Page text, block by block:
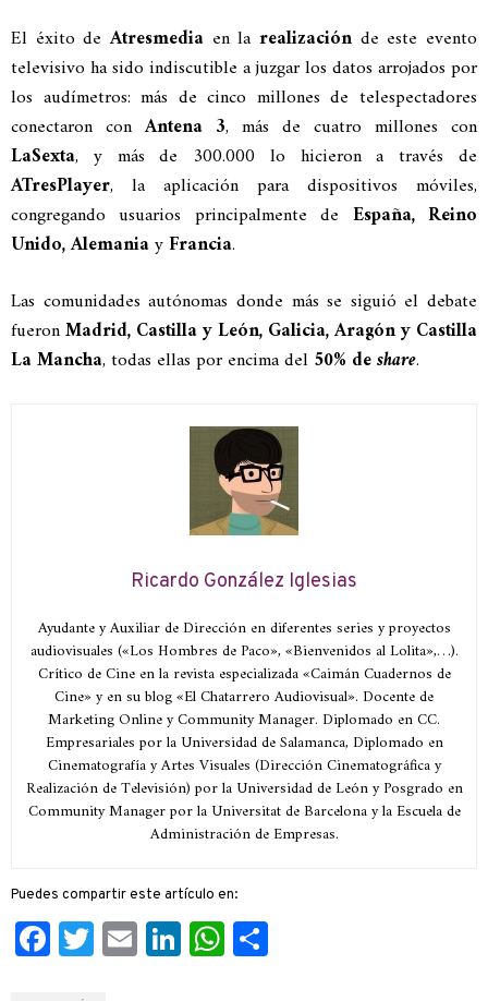
El éxito deAtresmedia en la realizaciónde este evento
televisivo ha sido indiscutible a juzgar los datos arrojados por
los audímetros: más de cinco millones de telespectadores
conectaron conAntena 3, más de cuatro millones con
LaSexta, y más de 300.000 lo hicieron a través de
ATresPlayer, la aplicación para dispositivos móviles,
congregando usuarios principalmente de España, Reino
Unido, AlemaniayFrancia.
Las comunidades autónomas donde más se siguió el debate
fueronMadrid, Castilla y León, Galicia, Aragón y Castilla
La Mancha, todas ellas por encima del 50% deshare.
Ricardo González Iglesias
Ayudante y Auxiliar de Dirección en diferentes series y proyectos
audiovisuales («Los Hombres de Paco», «Bienvenidos al Lolita»,…).
Crítico de Cine en la revista especializada «Caimán Cuadernos de
Cine» y en su blog «El Chatarrero Audiovisual». Docente de
Marketing Online y Community Manager. Diplomado en CC.
Empresariales por la Universidad de Salamanca, Diplomado en
Cinematografía y Artes Visuales (Dirección Cinematográfica y
Realización de Televisión) por la Universidad de León y Posgrado en
Community Manager por la Universitat de Barcelona y la Escuela de
Administración de Empresas.
Puedes compartir este artículo en:
Facebook
Twitter
EmailLinkedIn
WhatsApp